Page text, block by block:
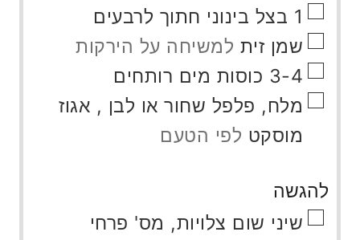
▢
1 בצל בינוני חתוך לרבעים
▢ שמן זית למשיחה על הירקות
▢
3-4 כוסות מים רותחים
▢ מלח, פלפל שחור או לבן , אגוז
מוסקט לפי הטעם
להגשה
▢ שיני שום צלויות, מס' פרחי